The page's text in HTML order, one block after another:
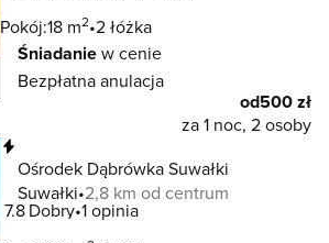
Pokój:18 m2 2 łóżka
Śniadaniew cenie
Bezpłatna anulacja
od500 zł
za 1 noc, 2 osoby
Ośrodek Dąbrówka Suwałki
Suwałki 2,8 km od centrum
7.8 Dobry 1 opinia